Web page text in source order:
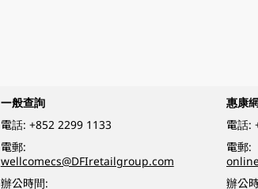
一般查詢
電話: +852 2299 1133
電郵:
wellcomecs@DFIretailgroup.com
辦公時間:
惠康
電話:
電郵:
辦公